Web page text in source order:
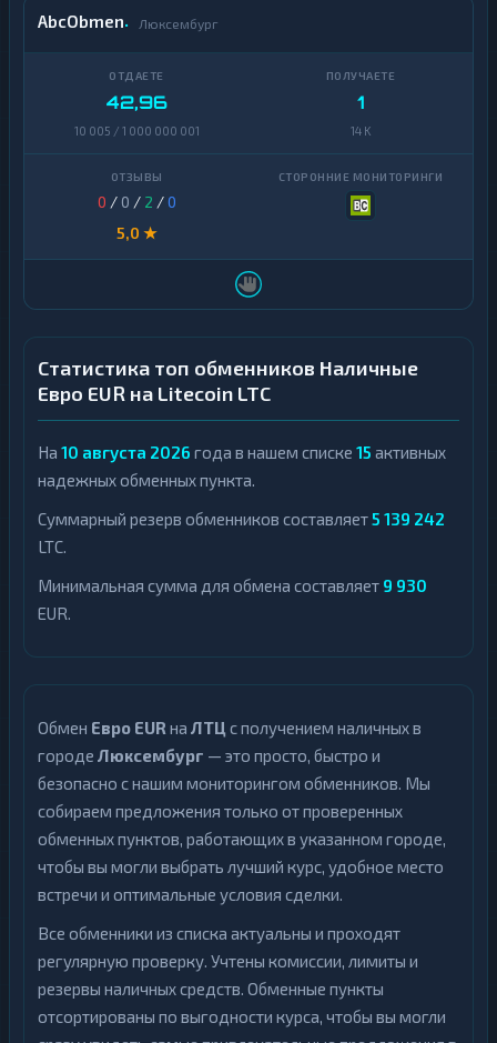
AbcObmen Люксембург
42,96
10 005 / 1 000 000 001
1
14 K
0 / 0 / 2 /0
5,0 ★
Статистика топ обменников Наличные
Евро EUR на Litecoin LTC
На 10 августа 2026 года в нашем списке 15 активных
надежных обменных пункта.
Суммарный резерв обменников составляет5 139 242
LTC.
Минимальная сумма для обмена составляет 9 930
EUR.
Обмен Евро EUR на ЛТЦ с получением наличных в
городе Люксембург — это просто, быстро и
безопасно с нашим мониторингом обменников. Мы
собираем предложения только от проверенных
обменных пунктов, работающих в указанном городе,
чтобы вы могли выбрать лучший курс, удобное место
встречи и оптимальные условия сделки.
Все обменники из списка актуальны и проходят
регулярную проверку. Учтены комиссии, лимиты и
резервы наличных средств. Обменные пункты
отсортированы по выгодности курса, чтобы вы могли